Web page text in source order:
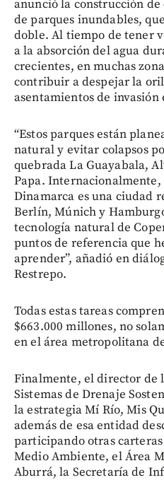
anunció la construcción
de parques inundables,
doble. Al tiempo de tener
a la absorción del agua
crecientes, en muchas
contribuir a despejar la
asentamientos de invasión
“Estos parques están
natural y evitar colapsos
quebrada La Guayabala,
Papa. Internacionalmente,
Dinamarca es una ciudad
Berlín, Múnich y
tecnología natural de
puntos de referencia que
aprender”, añadió en
Restrepo.
Todas estas tareas
$663.000 millones, no
en el área metropolitana
Finalmente, el director de
Sistemas de Drenaje
la estrategia Mí Río, Mis
además de esa entidad
participando otras
Medio Ambiente, el Área
Aburrá, la Secretaría de